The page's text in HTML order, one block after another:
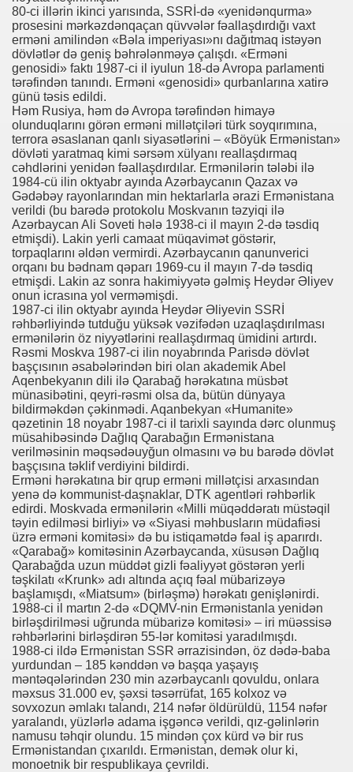
80-ci illərin ikinci yarısında, SSRİ-də «yenidənqurma»
prosesini mərkəzdənqaçan qüvvələr fəallaşdırdığı vaxt
erməni amilindən «Bəla imperiyası»nı dağıtmaq istəyən
dövlətlər də geniş bəhrələnməyə çalışdı. «Erməni
genosidi» faktı 1987-ci il iyulun 18-də Avropa parlamenti
tərəfindən tanındı. Erməni «genosidi» qurbanlarına xatirə
günü təsis edildi.
Həm Rusiya, həm də Avropa tərəfindən himayə
olunduqlarını görən erməni millətçiləri türk soyqırımına,
terrora əsaslanan qanlı siyasətlərini – «Böyük Ermənistan»
dövləti yaratmaq kimi sərsəm xülyanı reallaşdırmaq
cəhdlərini yenidən fəallaşdırdılar. Ermənilərin tələbi ilə
1984-cü ilin oktyabr ayında Azərbaycanın Qazax və
Gədəbəy rayonlarından min hektarlarla ərazi Ermənistana
verildi (bu barədə protokolu Moskvanın təzyiqi ilə
Azərbaycan Ali Soveti hələ 1938-ci il mayın 2-də təsdiq
etmişdi). Lakin yerli camaat müqavimət göstərir,
torpaqlarını əldən vermirdi. Azərbaycanın qanunverici
orqanı bu bədnam qəparı 1969-cu il mayın 7-də təsdiq
etmişdi. Lakin az sonra hakimiyyətə gəlmiş Heydər Əliyev
onun icrasına yol verməmişdi.
1987-ci ilin oktyabr ayında Heydər Əliyevin SSRİ
rəhbərliyində tutduğu yüksək vəzifədən uzaqlaşdırılması
ermənilərin öz niyyətlərini reallaşdırmaq ümidini artırdı.
Rəsmi Moskva 1987-ci ilin noyabrında Parisdə dövlət
başçısının əsabələrindən biri olan akademik Abel
Aqenbekyanın dili ilə Qarabağ hərəkatına müsbət
münasibətini, qeyri-rəsmi olsa da, bütün dünyaya
bildirməkdən çəkinmədi. Aqanbekyan «Humanite»
qəzetinin 18 noyabr 1987-ci il tarixli sayında dərc olunmuş
müsahibəsində Dağlıq Qarabağın Ermənistana
verilməsinin məqsədəuyğun olmasını və bu barədə dövlət
başçısına təklif verdiyini bildirdi.
Erməni hərəkatına bir qrup erməni millətçisi arxasından
yenə də kommunist-daşnaklar, DTK agentləri rəhbərlik
edirdi. Moskvada ermənilərin «Milli müqəddəratı müstəqil
təyin edilməsi birliyi» və «Siyasi məhbusların müdafiəsi
üzrə erməni komitəsi» də bu istiqamətdə fəal iş aparırdı.
«Qarabağ» komitəsinin Azərbaycanda, xüsusən Dağlıq
Qarabağda uzun müddət gizli fəaliyyət göstərən yerli
təşkilatı «Krunk» adı altında açıq fəal mübarizəyə
başlamışdı, «Miatsum» (birləşmə) hərəkatı genişlənirdi.
1988-ci il martın 2-də «DQMV-nin Ermənistanla yenidən
birləşdirilməsi uğrunda mübarizə komitəsi» – iri müəssisə
rəhbərlərini birləşdirən 55-lər komitəsi yaradılmışdı.
1988-ci ildə Ermənistan SSR ərrazisindən, öz dədə-baba
yurdundan – 185 kənddən və başqa yaşayış
məntəqələrindən 230 min azərbaycanlı qovuldu, onlara
məxsus 31.000 ev, şəxsi təsərrüfat, 165 kolxoz və
sovxozun əmlakı talandı, 214 nəfər öldürüldü, 1154 nəfər
yaralandı, yüzlərlə adama işgəncə verildi, qız-gəlinlərin
namusu təhqir olundu. 15 mindən çox kürd və bir rus
Ermənistandan çıxarıldı. Ermənistan, demək olur ki,
monoetnik bir respublikaya çevrildi.